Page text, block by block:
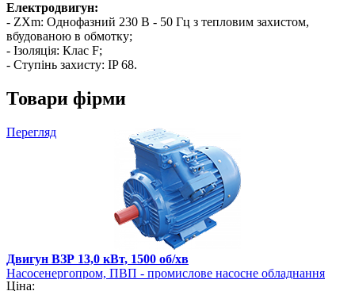
Електродвигун:
- ZXm: Однофазний 230 В - 50 Гц з тепловим захистом,
вбудованою в обмотку;
- Ізоляція: Клас F;
- Ступінь захисту: IP 68.
Товари фірми
Перегляд
Двигун ВЗР 13,0 кВт, 1500 об/хв
Насосенергопром, ПВП - промислове насосне обладнання
Ціна: